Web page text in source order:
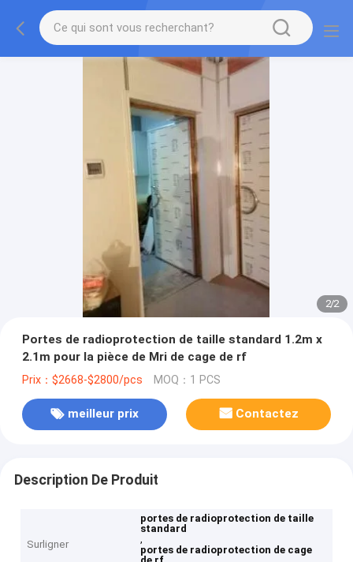
2/2
Portes de radioprotection de taille standard 1.2m x
2.1m pour la pièce de Mri de cage de rf
Prix：$2668-$2800/pcs MOQ：1 PCS
meilleur prix Contactez
Description De Produit
Surligner
portes de radioprotection de taille
standard
,
portes de radioprotection de cage